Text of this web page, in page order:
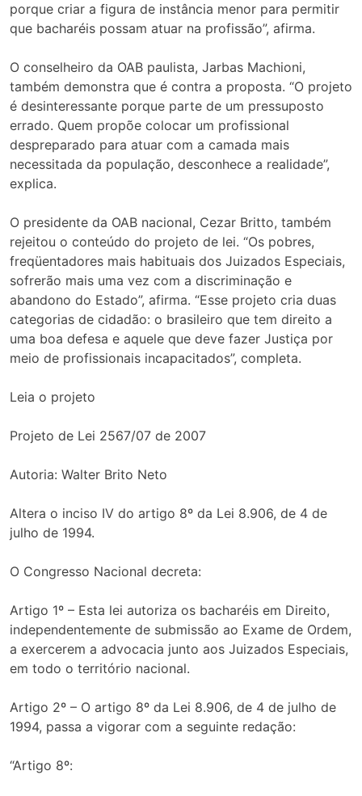
porque criar a figura de instância menor para permitir
que bacharéis possam atuar na profissão”, afirma.
O conselheiro da OAB paulista, Jarbas Machioni,
também demonstra que é contra a proposta. “O projeto
é desinteressante porque parte de um pressuposto
errado. Quem propõe colocar um profissional
despreparado para atuar com a camada mais
necessitada da população, desconhece a realidade”,
explica.
O presidente da OAB nacional, Cezar Britto, também
rejeitou o conteúdo do projeto de lei. “Os pobres,
freqüentadores mais habituais dos Juizados Especiais,
sofrerão mais uma vez com a discriminação e
abandono do Estado”, afirma. “Esse projeto cria duas
categorias de cidadão: o brasileiro que tem direito a
uma boa defesa e aquele que deve fazer Justiça por
meio de profissionais incapacitados”, completa.
Leia o projeto
Projeto de Lei 2567/07 de 2007
Autoria: Walter Brito Neto
Altera o inciso IV do artigo 8º da Lei 8.906, de 4 de
julho de 1994.
O Congresso Nacional decreta:
Artigo 1º – Esta lei autoriza os bacharéis em Direito,
independentemente de submissão ao Exame de Ordem,
a exercerem a advocacia junto aos Juizados Especiais,
em todo o território nacional.
Artigo 2º – O artigo 8º da Lei 8.906, de 4 de julho de
1994, passa a vigorar com a seguinte redação:
“Artigo 8º: